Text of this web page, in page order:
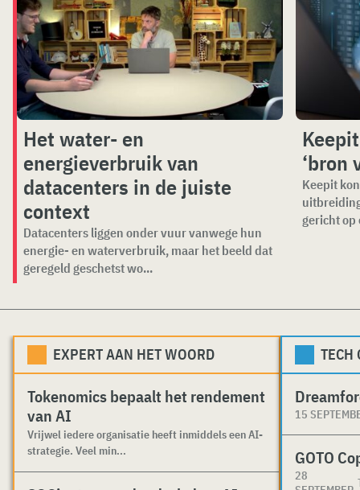
Het water- en
energieverbruik van
datacenters in de juiste
context
Datacenters liggen onder vuur vanwege hun
energie- en waterverbruik, maar het beeld dat
geregeld geschetst wo...
‘bron
Keepit
gericht op
EXPERT AAN HET WOORD
Tokenomics bepaalt het rendement
van AI
Vrijwel iedere organisatie heeft inmiddels een AI-
strategie. Veel min...
TECH
15
GOTO
28